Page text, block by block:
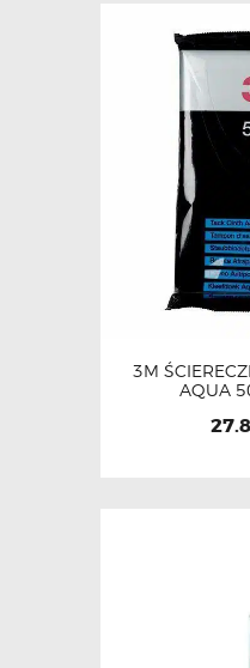
3M
AQUA